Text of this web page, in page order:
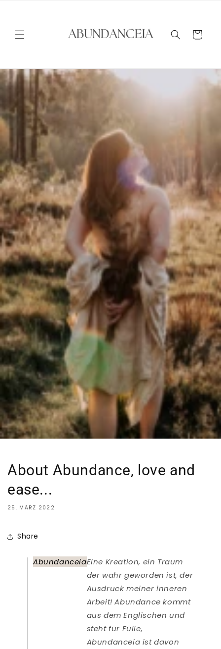
Warenkorb
About Abundance, love and
ease...
25. MÄRZ 2022
Share
AbundanceiaEine Kreation, ein Traum
der wahr geworden ist, der
Ausdruck meiner inneren
Arbeit! Abundance kommt
aus dem Englischen und
steht für Fülle,
Abundanceia ist davon